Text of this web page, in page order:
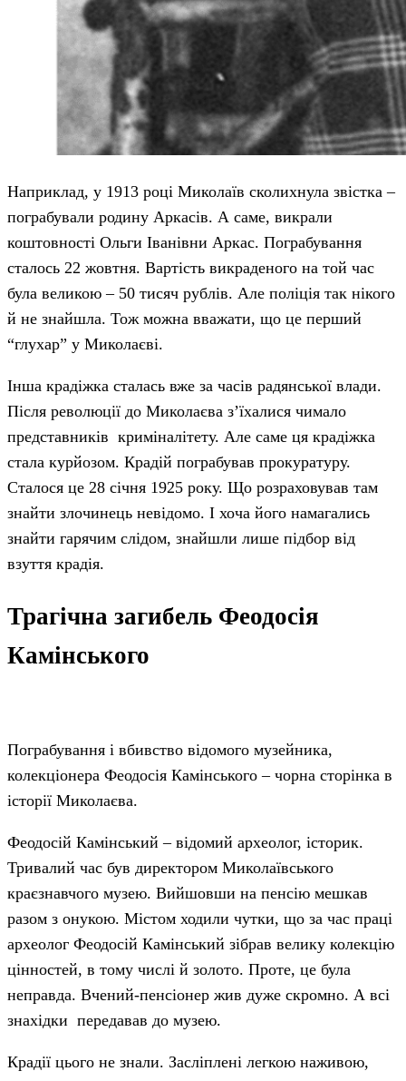
Наприклад, у 1913 році Миколаїв сколихнула звістка –
пограбували родину Аркасів. А саме, викрали
коштовності Ольги Іванівни Аркас. Пограбування
сталось 22 жовтня. Вартість викраденого на той час
була великою – 50 тисяч рублів. Але поліція так нікого
й не знайшла. Тож можна вважати, що це перший
“глухар” у Миколаєві.
Інша крадіжка сталась вже за часів радянської влади.
Після революції до Миколаєва з’їхалися чимало
представників криміналітету. Але саме ця крадіжка
стала курйозом. Крадій пограбував прокуратуру.
Сталося це 28 січня 1925 року. Що розраховував там
знайти злочинець невідомо. І хоча його намагались
знайти гарячим слідом, знайшли лише підбор від
взуття крадія.
Трагічна загибель Феодосія
Камінського
Пограбування і вбивство відомого музейника,
колекціонера Феодосія Камінського – чорна сторінка в
історії Миколаєва.
Феодосій Камінський – відомий археолог, історик.
Тривалий час був директором Миколаївського
краєзнавчого музею. Вийшовши на пенсію мешкав
разом з онукою. Містом ходили чутки, що за час праці
археолог Феодосій Камінський зібрав велику колекцію
цінностей, в тому числі й золото. Проте, це була
неправда. Вчений-пенсіонер жив дуже скромно. А всі
знахідки передавав до музею.
Крадії цього не знали. Засліплені легкою наживою,